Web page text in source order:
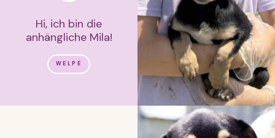
Hi, ich bin die
anhängliche Mila!
WELPE